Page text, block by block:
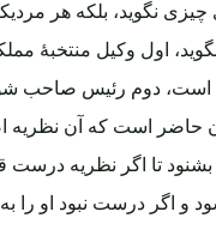
چیزی نگوید، بلکه هر
اول وکیل منتخبۀ
است، دوم رئیس صاحب
حاضر است که آن نظریه
بشنود تا اگر نظریه درست
و اگر درست نبود او را به